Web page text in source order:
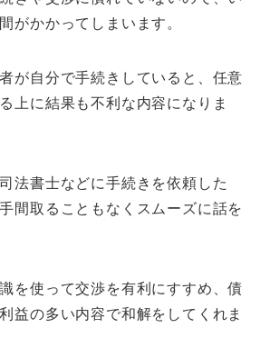
がかかってしまいます。
が自分で手続きしていると、任意
上に結果も不利な内容になりま
法書士などに手続きを依頼した
間取ることもなくスムーズに話を
を使って交渉を有利にすすめ、債
益の多い内容で和解をしてくれま